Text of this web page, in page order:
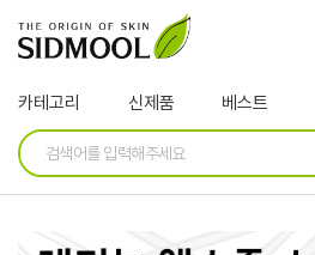
카테고리 신제품 베스트